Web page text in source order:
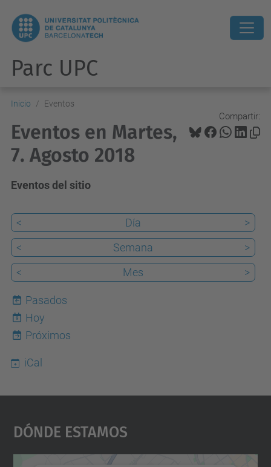
Parc UPC
Inicio Eventos
Compartir:
Eventos en Martes,
7. Agosto 2018
Eventos del sitio
< Día
>
<
Semana
>
<
Mes >
Pasados
9
Hoy
Próximos
iCal
Dónde Estamos